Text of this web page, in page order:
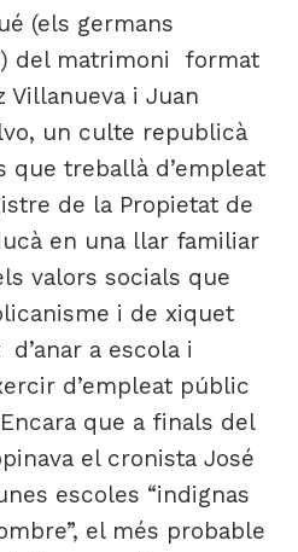
(els germans
del matrimoni format
Villanueva i Juan
un culte republicà
que treballà d’empleat
de la Propietat de
en una llar familiar
valors socials que
i de xiquet
a escola i
d’empleat públic
que a finals del
el cronista José
escoles “indignas
el més probable